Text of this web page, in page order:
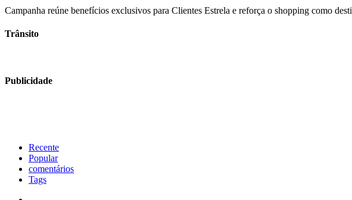
Campanha reúne benefícios exclusivos para Clientes Estrela e reforça o shopping como
Trânsito
Publicidade
Recente
Popular
comentários
Tags